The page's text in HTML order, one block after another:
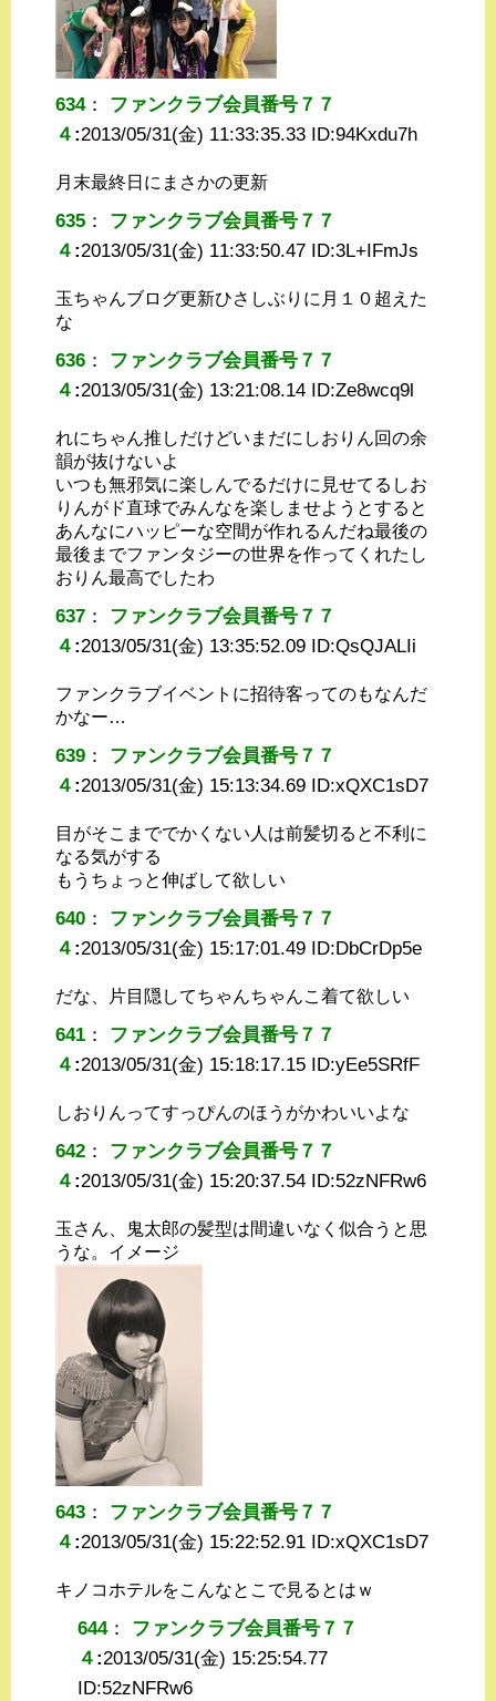
634： ファンクラブ会員番号７７
４ :2013/05/31(金) 11:33:35.33 ID:94Kxdu7h
月末最終日にまさかの更新
635 ： ファンクラブ会員番号７７
４ :2013/05/31(金) 11:33:50.47 ID:3L+IFmJs
玉ちゃんブログ更新ひさしぶりに月１０超えた
な
636 ： ファンクラブ会員番号７７
４ :2013/05/31(金) 13:21:08.14 ID:Ze8wcq9l
れにちゃん推しだけどいまだにしおりん回の余
韻が抜けないよ
いつも無邪気に楽しんでるだけに見せてるしお
りんがド直球でみんなを楽しませようとすると
あんなにハッピーな空間が作れるんだね最後の
最後までファンタジーの世界を作ってくれたし
おりん最高でしたわ
637 ： ファンクラブ会員番号７７
４ :2013/05/31(金) 13:35:52.09 ID:QsQJALIi
ファンクラブイベントに招待客ってのもなんだ
かなー…
639 ： ファンクラブ会員番号７７
４ :2013/05/31(金) 15:13:34.69 ID:xQXC1sD7
目がそこまででかくない人は前髪切ると不利に
なる気がする
もうちょっと伸ばして欲しい
640 ： ファンクラブ会員番号７７
４ :2013/05/31(金) 15:17:01.49 ID:DbCrDp5e
だな、片目隠してちゃんちゃんこ着て欲しい
641 ： ファンクラブ会員番号７７
４ :2013/05/31(金) 15:18:17.15 ID:yEe5SRfF
しおりんってすっぴんのほうがかわいいよな
642 ： ファンクラブ会員番号７７
４ :2013/05/31(金) 15:20:37.54 ID:52zNFRw6
玉さん、鬼太郎の髪型は間違いなく似合うと思
うな。イメージ
643 ： ファンクラブ会員番号７７
４ :2013/05/31(金) 15:22:52.91 ID:xQXC1sD7
キノコホテルをこんなとこで見るとはｗ
644： ファンクラブ会員番号７７
４ :2013/05/31(金) 15:25:54.77
ID:52zNFRw6